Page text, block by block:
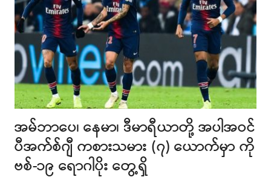
အမ်ဘာပေ၊ နေမာ၊ ဒီမာရီယာတို့ အပါအဝင်
ပီအက်စ်ဂျီ ကစားသမား (၇) ယောက်မှာ ကို
ဗစ်-၁၉ ရောဂါပိုး တွေ့ရှိ